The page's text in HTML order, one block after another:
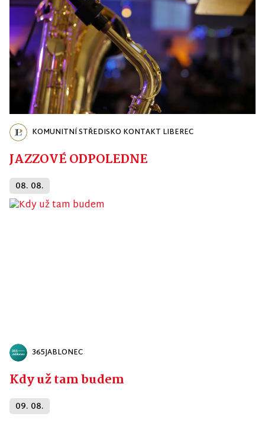
KOMUNITNÍ STŘEDISKO KONTAKT LIBEREC
JAZZOVÉ ODPOLEDNE
08. 08.
365JABLONEC
Kdy už tam budem
09. 08.